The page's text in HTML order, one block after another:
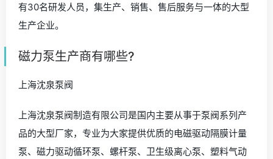
有30名研发人员，集生产、销售、售后服务与一体的大型
生产企业。
磁力泵生产商有哪些?
上海沈泉泵阀
上海沈泉泵阀制造有限公司是国内主要从事于泵阀系列产
品的大型厂家，专业为大家提供优质的电磁驱动隔膜计量
泵、磁力驱动循环泵、螺杆泵、卫生级离心泵、塑料气动